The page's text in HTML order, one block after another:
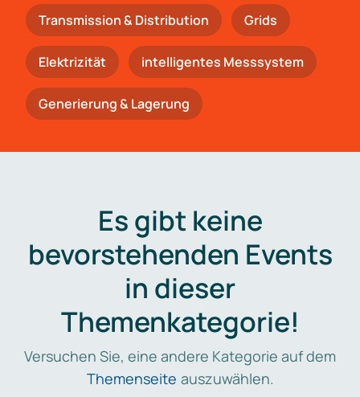
Trans­mis­si­on & Distribution Grids
Elektrizität intelligentes Messsystem
Generierung & Lagerung
Es gibt keine
bevorstehenden Events
in dieser
Themenkategorie!
Versuchen Sie, eine andere Kategorie auf dem
Themenseite auszuwählen.